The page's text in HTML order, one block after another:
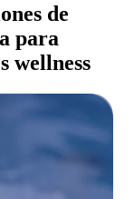
de
para
wellness